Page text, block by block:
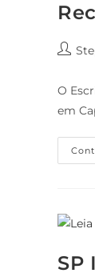
O
em
SP